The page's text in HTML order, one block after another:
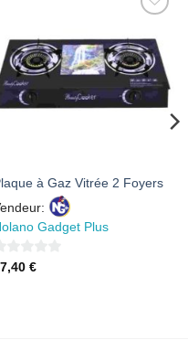
À MES
FAVORIS
à Gaz Vitrée 2 Foyers
Gadget Plus
€